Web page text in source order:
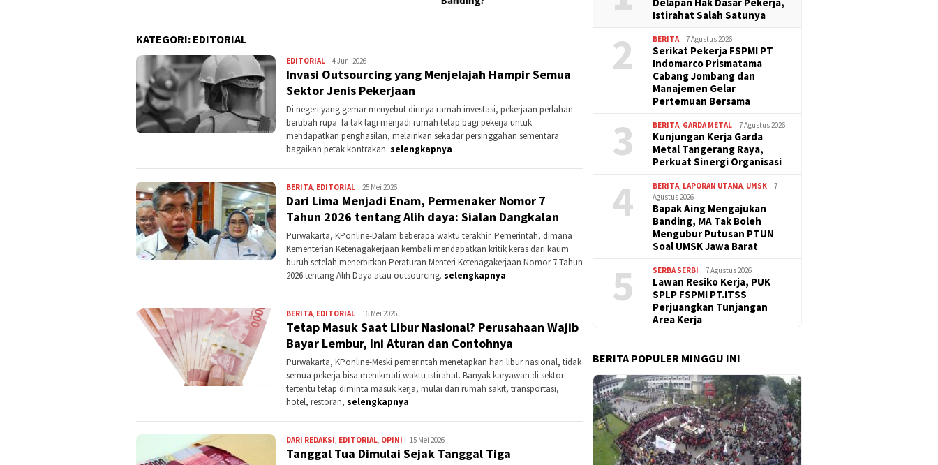
KATEGORI: EDITORIAL
EDITORIAL Kontributor
Purwakarta
4 Juni 2026
Invasi Outsourcing yang Menjelajah Hampir Semua
Sektor Jenis Pekerjaan
Di negeri yang gemar menyebut dirinya ramah investasi, pekerjaan perlahan
berubah rupa. Ia tak lagi menjadi rumah tetap bagi pekerja untuk
mendapatkan penghasilan, melainkan sekadar persinggahan sementara
bagaikan petak kontrakan. selengkapnya
BERITA, EDITORIAL Kontributor
Purwakarta
25 Mei 2026
Dari Lima Menjadi Enam, Permenaker Nomor 7
Tahun 2026 tentang Alih daya: Sialan Dangkalan
Purwakarta, KPonline-Dalam beberapa waktu terakhir. Pemerintah, dimana
Kementerian Ketenagakerjaan kembali mendapatkan kritik keras dari kaum
buruh setelah menerbitkan Peraturan Menteri Ketenagakerjaan Nomor 7 Tahun
2026 tentang Alih Daya atau outsourcing. selengkapnya
BERITA, EDITORIAL Kontributor
Purwakarta
16 Mei 2026
Tetap Masuk Saat Libur Nasional? Perusahaan Wajib
Bayar Lembur, Ini Aturan dan Contohnya
Purwakarta, KPonline-Meski pemerintah menetapkan hari libur nasional, tidak
semua pekerja bisa menikmati waktu istirahat. Banyak karyawan di sektor
tertentu tetap diminta masuk kerja, mulai dari rumah sakit, transportasi,
hotel, restoran, selengkapnya
DARI REDAKSI, EDITORIAL, OPINI Suhari
Ete
15 Mei 2026
Tanggal Tua Dimulai Sejak Tanggal Tiga
Istirahat Salah Satunya
2 BERITA 7 Agustus 2026
Serikat Pekerja FSPMI PT
Indomarco Prismatama
Cabang Jombang dan
Manajemen Gelar
Pertemuan Bersama
3 BERITA GARDA METAL 7 Agustus 2026
Kunjungan Kerja Garda
Metal Tangerang Raya,
Perkuat Sinergi Organisasi
4 BERITA LAPORAN UTAMA UMSK
7
Agustus 2026
Bapak Aing Mengajukan
Banding, MA Tak Boleh
Mengubur Putusan PTUN
Soal UMSK Jawa Barat
5 SERBA SERBI 7 Agustus 2026
Lawan Resiko Kerja, PUK
SPLP FSPMI PT.ITSS
Perjuangkan Tunjangan
Area Kerja
BERITA POPULER MINGGU INI